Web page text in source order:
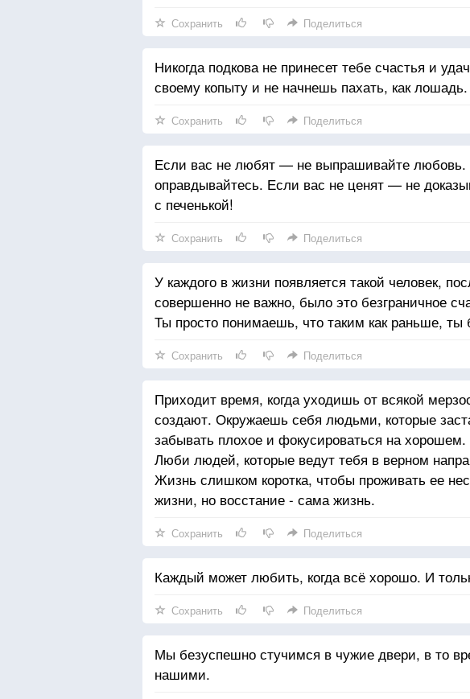
Сохранить Поделиться
Никогда подкова не принесет тебе счастья и
своему копыту и не начнешь пахать, как лошадь.
Сохранить Поделиться
Если вас не любят — не выпрашивайте
оправдывайтесь. Если вас не ценят — не
с печенькой!
Сохранить Поделиться
У каждого в жизни появляется такой человек,
совершенно не важно, было это безграничное
Ты просто понимаешь, что таким как раньше,
Сохранить Поделиться
Приходит время, когда уходишь от всякой
создают. Окружаешь себя людьми, которые
забывать плохое и фокусироваться на хорошем.
Люби людей, которые ведут тебя в верном
Жизнь слишком коротка, чтобы проживать ее
жизни, но восстание - сама жизнь.
Сохранить Поделиться
Каждый может любить, когда всё хорошо. И
Сохранить Поделиться
Мы безуспешно стучимся в чужие двери, в то
нашими.